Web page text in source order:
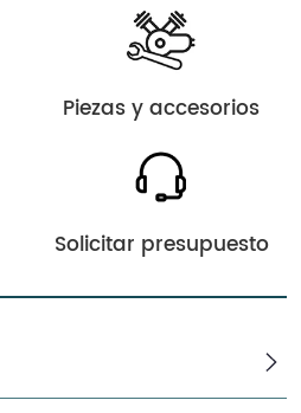
Piezas y accesorios
Solicitar presupuesto